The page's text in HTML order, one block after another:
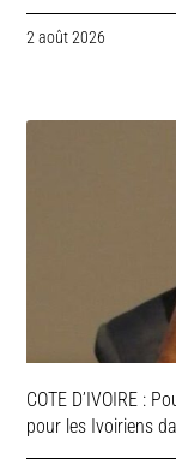
2 août 2026
COTE D’IVOIRE :
pour les Ivoiriens